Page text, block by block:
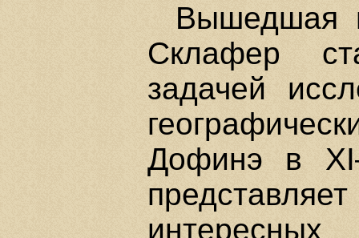
Вышедшая
Склафер
задачей
Дофинэ в